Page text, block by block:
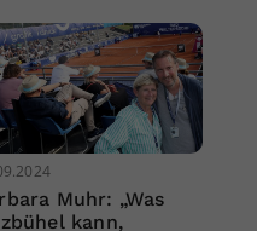
Muhr: „Was
kann,